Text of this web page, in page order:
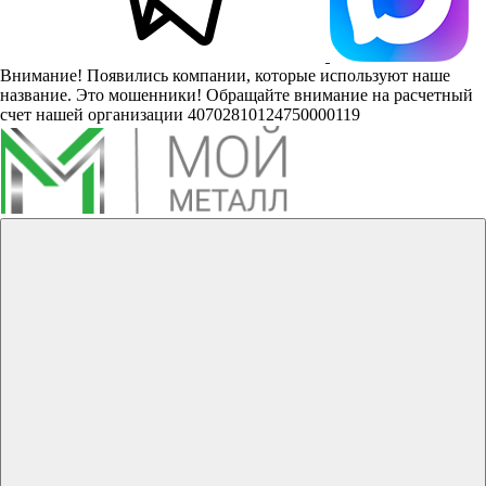
Внимание! Появились компании, которые используют наше
название. Это мошенники! Обращайте внимание на расчетный
счет нашей организации 40702810124750000119